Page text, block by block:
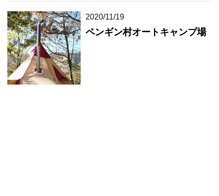
2020/11/19
ペンギン村オートキャンプ場